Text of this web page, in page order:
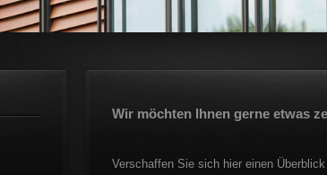
Wir möchten Ihnen gerne etwas
Verschaffen Sie sich hier einen